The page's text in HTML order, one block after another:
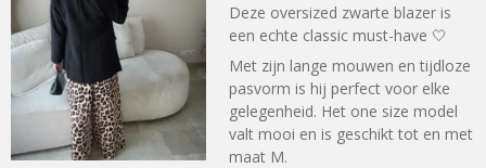
Deze oversized zwarte blazer is
een echte classic must-have 🤍
Met zijn lange mouwen en tijdloze
pasvorm is hij perfect voor elke
gelegenheid. Het one size model
valt mooi en is geschikt tot en met
maat M.